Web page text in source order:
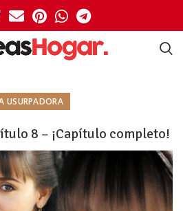
USURPADORA
8 – ¡Capítulo completo!